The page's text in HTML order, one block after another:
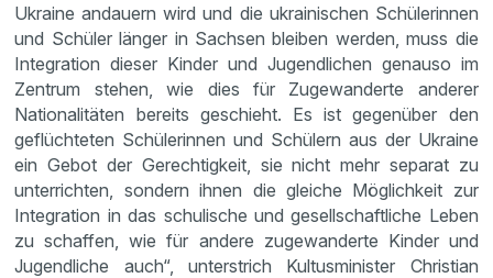
Ukraine andauern wird und die ukrainischen Schülerinnen
und Schüler länger in Sachsen bleiben werden, muss die
Integration dieser Kinder und Jugendlichen genauso im
Zentrum stehen, wie dies für Zugewanderte anderer
Nationalitäten bereits geschieht. Es ist gegenüber den
geflüchteten Schülerinnen und Schülern aus der Ukraine
ein Gebot der Gerechtigkeit, sie nicht mehr separat zu
unterrichten, sondern ihnen die gleiche Möglichkeit zur
Integration in das schulische und gesellschaftliche Leben
zu schaffen, wie für andere zugewanderte Kinder und
Jugendliche auch“, unterstrich Kultusminister Christian